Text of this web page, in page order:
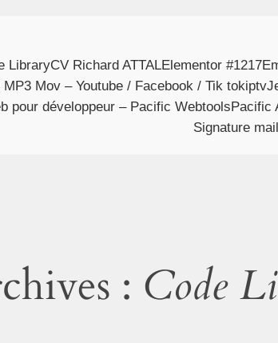
LibraryCV Richard ATTALElementor #1217
Mov – Youtube / Facebook / Tik tokiptv
pour développeur – Pacific WebtoolsPacific
Signature mail
: Code